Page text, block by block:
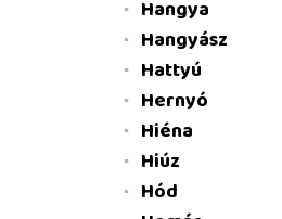
Hangya
Hangyász
Hattyú
Hernyó
Hiéna
Hiúz
Hód